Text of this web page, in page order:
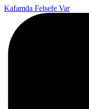
Kafamda Felsefe Var